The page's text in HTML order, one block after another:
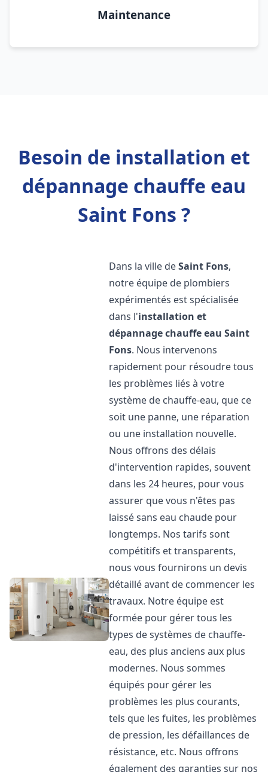
Maintenance
Besoin de installation et
dépannage chauffe eau
Saint Fons ?
Dans la ville deSaint Fons,
notre équipe de plombiers
expérimentés est spécialisée
dans l'installation et
dépannage chauffe eau Saint
Fons. Nous intervenons
rapidement pour résoudre tous
les problèmes liés à votre
système de chauffe-eau, que ce
soit une panne, une réparation
ou une installation nouvelle.
Nous offrons des délais
d'intervention rapides, souvent
dans les 24 heures, pour vous
assurer que vous n'êtes pas
laissé sans eau chaude pour
longtemps. Nos tarifs sont
compétitifs et transparents,
nous vous fournirons un devis
détaillé avant de commencer les
travaux. Notre équipe est
formée pour gérer tous les
types de systèmes de chauffe-
eau, des plus anciens aux plus
modernes. Nous sommes
équipés pour gérer les
problèmes les plus courants,
tels que les fuites, les problèmes
de pression, les défaillances de
résistance, etc. Nous offrons
également des garanties sur nos